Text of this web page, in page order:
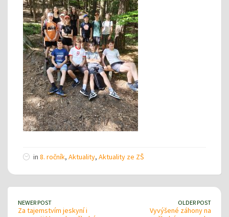
in 8. ročník, Aktuality, Aktuality ze ZŠ
NEWER POST
Za tajemstvím jeskyní i
OLDER POST
Vyvýšené záhony na